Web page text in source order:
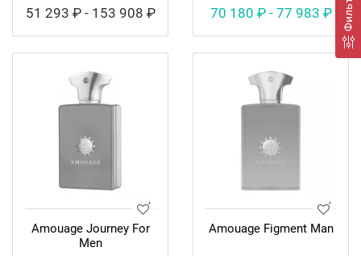
Фильтр
51 293 ₽ - 153 908 ₽ 70 180 ₽ - 77 983 ₽
Amouage Journey For
Men
Amouage Figment Man